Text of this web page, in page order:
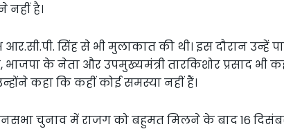
नहीं है।
सिंह से भी मुलाकात की थी। इस दौरान उन्हें
भाजपा के नेता और उपमुख्यमंत्री तारकिशोर प्रसाद भी
कहा कि कहीं कोई समस्या नहीं हैं।
चुनाव में राजग को बहुमत मिलने के बाद 16 दिसंबर